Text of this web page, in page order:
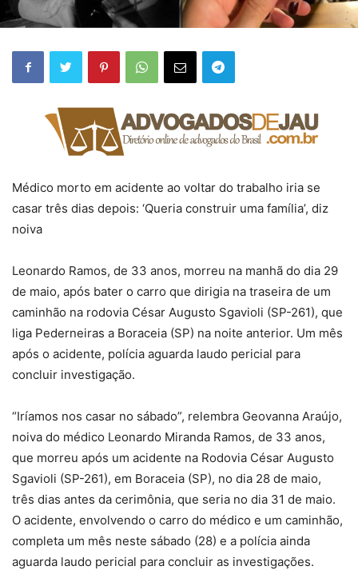
Médico morto em acidente ao voltar do trabalho iria se
casar três dias depois: ‘Queria construir uma família’, diz
noiva
Leonardo Ramos, de 33 anos, morreu na manhã do dia 29
de maio, após bater o carro que dirigia na traseira de um
caminhão na rodovia César Augusto Sgavioli (SP-261), que
liga Pederneiras a Boraceia (SP) na noite anterior. Um mês
após o acidente, polícia aguarda laudo pericial para
concluir investigação.
“Iríamos nos casar no sábado”, relembra Geovanna Araújo,
noiva do médico Leonardo Miranda Ramos, de 33 anos,
que morreu após um acidente na Rodovia César Augusto
Sgavioli (SP-261), em Boraceia (SP), no dia 28 de maio,
três dias antes da cerimônia, que seria no dia 31 de maio.
O acidente, envolvendo o carro do médico e um caminhão,
completa um mês neste sábado (28) e a polícia ainda
aguarda laudo pericial para concluir as investigações.